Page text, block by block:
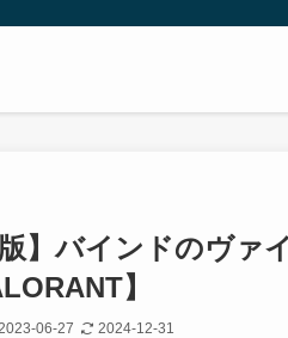
版】バインドのヴァ
】
06-27 2024-12-31